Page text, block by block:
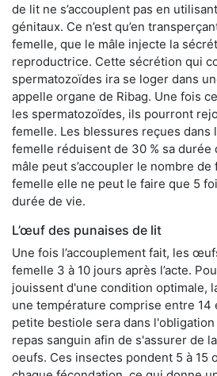
de lit ne s’accouplent pas en
génitaux. Ce n’est qu’en
femelle, que le mâle injecte la
reproductrice. Cette sécrétion qui
spermatozoïdes ira se loger dans
appelle organe de Ribag. Une fois
les spermatozoïdes, ils pourront
femelle. Les blessures reçues dans
femelle réduisent de 30 % sa durée
mâle peut s’accoupler le nombre de
femelle elle ne peut le faire que 5
durée de vie.
L’œuf des punaises de lit
Une fois l’accouplement fait, les
femelle 3 à 10 jours après l’acte.
jouissent d'une condition optimale,
une température comprise entre 14
petite bestiole sera dans
repas sanguin afin de s'assurer de
oeufs. Ces insectes pondent 5 à 15